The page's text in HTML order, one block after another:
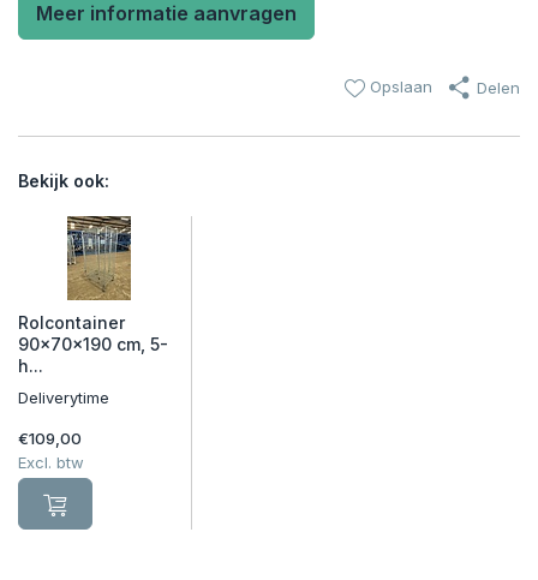
Meer informatie aanvragen
Opslaan Delen
Bekijk ook:
Rolcontainer
90x70x190 cm, 5-
h...
Deliverytime
€109,00
Excl. btw